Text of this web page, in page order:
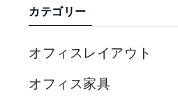
カテゴリー
オフィスレイアウト
オフィス家具